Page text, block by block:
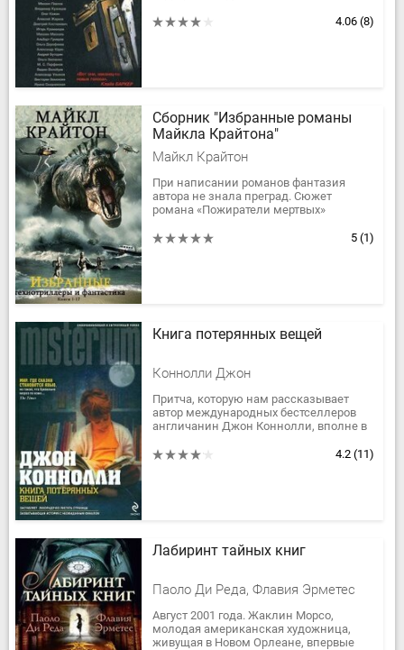
лучших отечественных рассказов...4.06 (8)
Сборник "Избранные романы
Майкла Крайтона"
Майкл Крайтон
При написании романов фантазия
автора не знала преград. Сюжет
романа «Пожиратели мертвых»
1999) был построен на конфликте
5 (1)
Книга потерянных вещей
Коннолли Джон
Притча, которую нам рассказывает
автор международных бестселлеров
англичанин Джон Коннолли, вполне в
Чарли Паркере. Здесь все на грани —...
4.2 (11)
Лабиринт тайных книг
Паоло Ди Реда, Флавия Эрметес
Август 2001 года. Жаклин Морсо,
молодая американская художница,
живущая в Новом Орлеане, впервые